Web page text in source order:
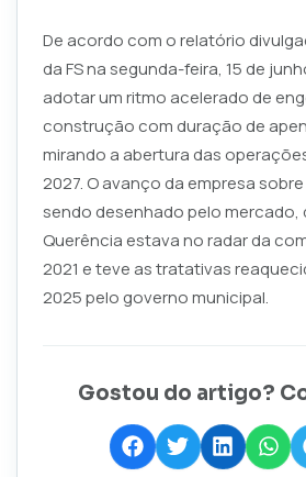
De acordo com o relatório
da FS na segunda-feira, 15 de
adotar um ritmo acelerado de
construção com duração de
mirando a abertura das
2027. O avanço da empresa
sendo desenhado pelo mercado,
Querência estava no radar da
2021 e teve as tratativas
2025 pelo governo municipal.
Gostou do artigo?